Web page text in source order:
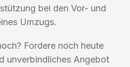
bei den Vor- und
Umzugs.
Fordere noch heute
unverbindliches Angebot